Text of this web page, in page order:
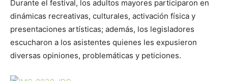
Durante el festival, los adultos mayores participaron en
dinámicas recreativas, culturales, activación física y
presentaciones artísticas; además, los legisladores
escucharon a los asistentes quienes les expusieron
diversas opiniones, problemáticas y peticiones.